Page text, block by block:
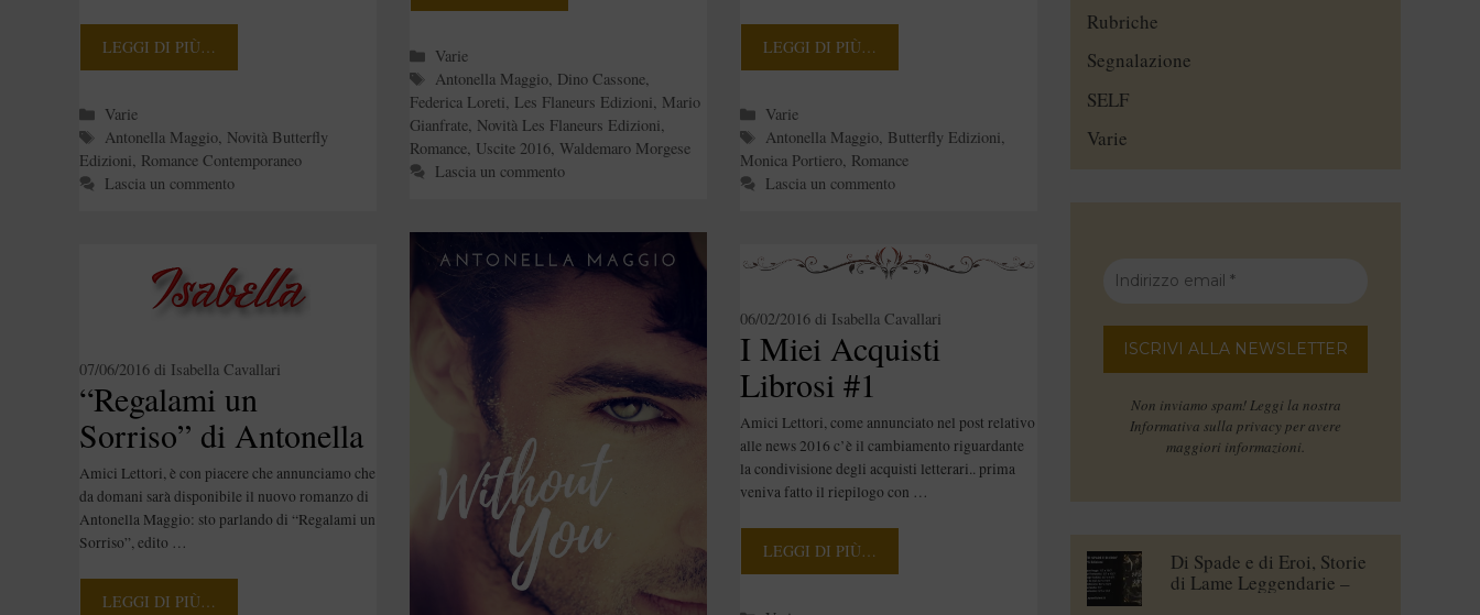
LEGGI DI PIÙ…
Categorie
Varie
Tag
Antonella Maggio, Novità Butterfly
Edizioni, Romance Contemporaneo
Lascia un commento
Categorie
Varie
Tag
Antonella Maggio, Dino Cassone,
Federica Loreti, Les Flaneurs Edizioni, Mario
Gianfrate, Novità Les Flaneurs Edizioni,
Romance, Uscite 2016, Waldemaro Morgese
Lascia un commento
LEGGI DI PIÙ…
Categorie
Varie
Tag
Antonella Maggio, Butterfly Edizioni,
Monica Portiero, Romance
Lascia un commento
“Regalami un
Sorriso” di Antonella
Maggio
07/06/2016 di Isabella Cavallari
Amici Lettori, è con piacere che annunciamo che
da domani sarà disponibile il nuovo romanzo di
Antonella Maggio: sto parlando di “Regalami un
Sorriso”, edito …
LEGGI DI PIÙ…
I Miei Acquisti
Librosi #1
06/02/2016 di Isabella Cavallari
Amici Lettori, come annunciato nel post relativo
alle news 2016 c’è il cambiamento riguardante
la condivisione degli acquisti letterari.. prima
veniva fatto il riepilogo con …
LEGGI DI PIÙ…
Rubriche
Segnalazione
SELF
Varie
Non inviamo spam! Leggi la nostra
Informativa sulla privacy per avere
maggiori informazioni.
Di Spade e di Eroi, Storie
di Lame Leggendarie –